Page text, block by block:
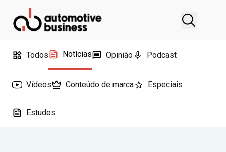
Todos Notícias Opinião Podcast
Vídeos Conteúdo de marca Especiais
Estudos